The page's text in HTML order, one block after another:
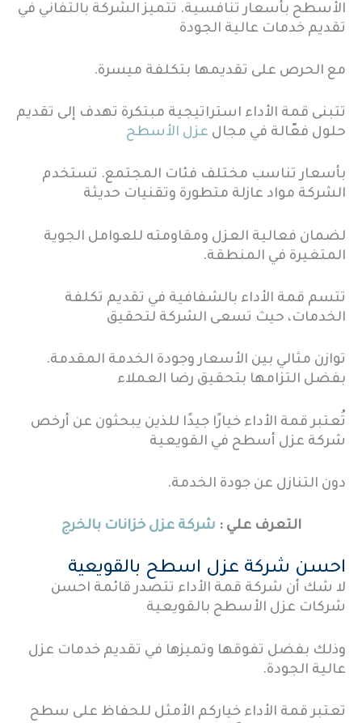
الأسطح بأسعار تنافسية. تتميز الشركة بالتفاني في
تقديم خدمات عالية الجودة
مع الحرص على تقديمها بتكلفة ميسرة.
تتبنى قمة الأداء استراتيجية مبتكرة تهدف إلى تقديم
حلول فعّالة في مجال عزل الأسطح
بأسعار تناسب مختلف فئات المجتمع. تستخدم
الشركة مواد عازلة متطورة وتقنيات حديثة
لضمان فعالية العزل ومقاومته للعوامل الجوية
المتغيرة في المنطقة.
تتسم قمة الأداء بالشفافية في تقديم تكلفة
الخدمات، حيث تسعى الشركة لتحقيق
توازن مثالي بين الأسعار وجودة الخدمة المقدمة.
بفضل التزامها بتحقيق رضا العملاء
تُعتبر قمة الأداء خيارًا جيدًا للذين يبحثون عن أرخص
شركة عزل أسطح في القويعية
دون التنازل عن جودة الخدمة.
التعرف علي : شركة عزل خزانات بالخرج
احسن شركة عزل اسطح بالقويعية
لا شك أن شركة قمة الأداء تتصدر قائمة احسن
شركات عزل الأسطح بالقويعية
وذلك بفضل تفوقها وتميزها في تقديم خدمات عزل
عالية الجودة.
تعتبر قمة الأداء خياركم الأمثل للحفاظ على سطح